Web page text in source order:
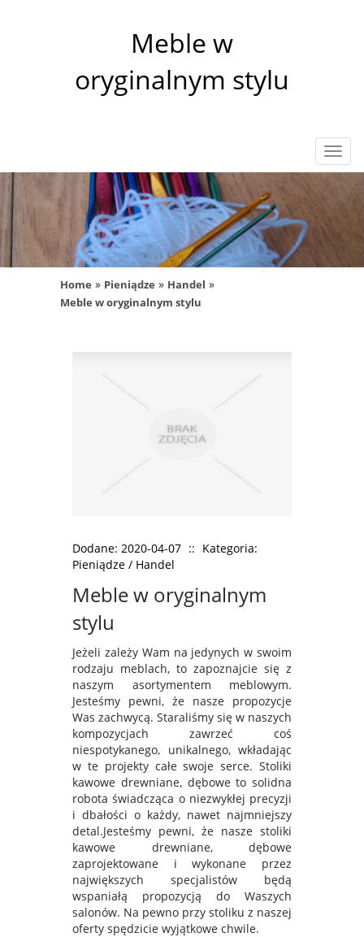
Meble w
oryginalnym stylu
Home » Pieniądze » Handel »
Meble w oryginalnym stylu
Dodane: 2020-04-07 :: Kategoria:
Pieniądze / Handel
Meble w oryginalnym
stylu
Jeżeli zależy Wam na jedynych w swoim
rodzaju meblach, to zapoznajcie się z
naszym asortymentem meblowym.
Jesteśmy pewni, że nasze propozycje
Was zachwycą. Staraliśmy się w naszych
kompozycjach zawrzeć coś
niespotykanego, unikalnego, wkładając
w te projekty całe swoje serce. Stoliki
kawowe drewniane, dębowe to solidna
robota świadcząca o niezwykłej precyzji
i dbałości o każdy, nawet najmniejszy
detal.Jesteśmy pewni, że nasze stoliki
kawowe drewniane, dębowe
zaprojektowane i wykonane przez
największych specjalistów będą
wspaniałą propozycją do Waszych
salonów. Na pewno przy stoliku z naszej
oferty spędzicie wyjątkowe chwile.